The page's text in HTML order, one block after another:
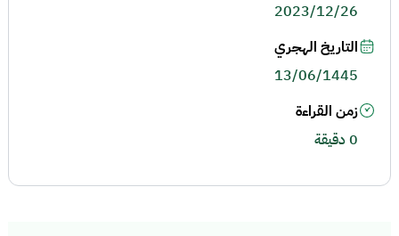
2023/12/26
التاريخ الهجري
13/06/1445
زمن القراءة
0 دقيقة